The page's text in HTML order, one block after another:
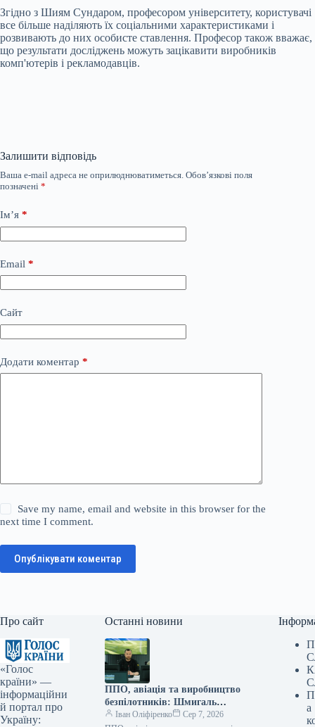
Згідно з Шиям Сундаром, професором університету, користувачі
все більше наділяють їх соціальними характеристиками і
розвивають до них особисте ставлення. Професор також вважає,
що результати досліджень можуть зацікавити виробників
комп'ютерів і рекламодавців.
Залишити відповідь
Ваша e-mail адреса не оприлюднюватиметься. Обов’язкові поля
позначені *
Ім’я *
Email *
Сайт
Додати коментар *
Save my name, email and website in this browser for the
next time I comment.
Опублікувати коментар
Про сайт
«Голос
країни» —
інформаційни
й портал про
Україну:
Останні новини
ППО, авіація та виробництво
безпілотників: Шмигаль
провів зустріч із британським
Іван Оліфіренко
Сер 7, 2026
а